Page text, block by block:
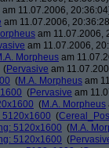
am 11.07.2006,
am 11.07.2006,
am 11.07.2006,
am 11.07.2006,
Morpheus am
(Pervasive am
(M.A. Morpheus am
(Pervasive am
(M.A. Morpheus
5120x1600 (
5120x1600 (M.A.
5120x1600 (